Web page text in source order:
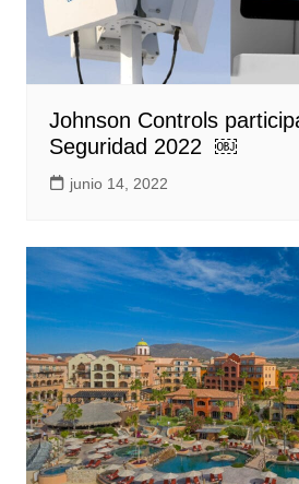
Johnson Controls
Seguridad 2022 ￼
junio 14, 2022